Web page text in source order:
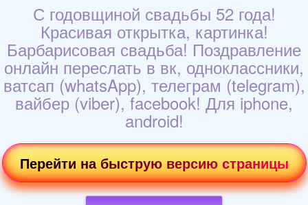
С годовщиной свадьбы 52 года!
Красивая открытка, картинка!
Барбарисовая свадьба! Поздравление
онлайн переслать в вк, одноклассники,
ватсап (whatsApp), телеграм (telegram),
вайбер (viber), facebook! Для iphone,
android!
Перейти на быструю версию страницы